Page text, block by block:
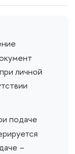
личной
подаче
–